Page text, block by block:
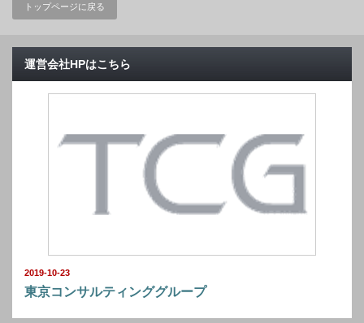
トップページに戻る
運営会社HPはこちら
2019-10-23
東京コンサルティンググループ